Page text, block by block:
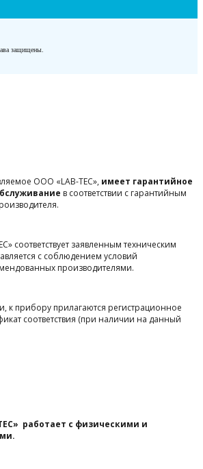
защищены.
ООО «LAB-TEC», имеет гарантийное
в соответствии с гарантийным
соответствует заявленным техническим
с соблюдением условий
производителями.
к прибору прилагаются регистрационное
соответствия (при наличии на данный
работает с физическими и